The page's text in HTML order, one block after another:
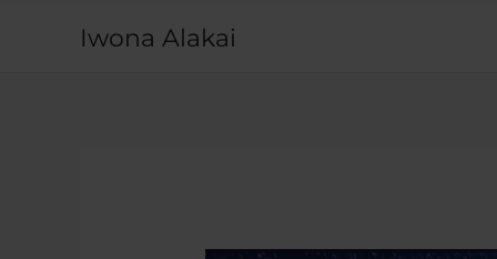
Iwona Alakai